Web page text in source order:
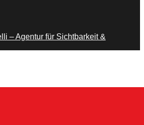
– Agentur für Sichtbarkeit &